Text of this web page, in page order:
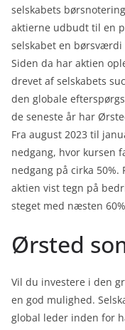
selskabets
aktierne udbudt til en
selskabet en
Siden da har aktien
drevet af selskabets
den globale
de seneste år har
Fra august 2023 til
nedgang, hvor kursen
nedgang på cirka
aktien vist tegn på
steget med næsten
Ørsted
Vil du investere i den
en god mulighed.
global leder inden for